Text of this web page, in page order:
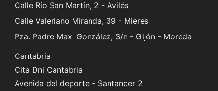
Calle Río San Martín, 2 - Avilés
Calle Valeriano Miranda, 39 - Mieres
Pza. Padre Max. González, S/n - Gijón - Moreda
Cantabria
Cita Dni Cantabria
Avenida del deporte - Santander 2